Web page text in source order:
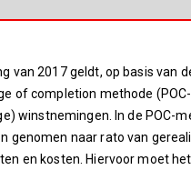
van 2017 geldt, op basis van
of completion methode
winstnemingen. In de POC-
genomen naar rato van
en kosten. Hiervoor moet